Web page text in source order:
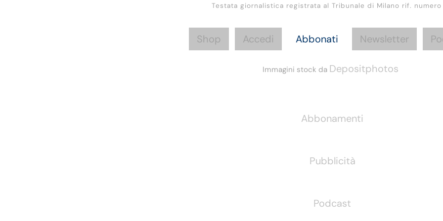
Testata giornalistica registrata al Tribunale di Milano rif. numero
Shop Accedi Abbonati Newsletter
Immagini stock da Depositphotos
Abbonamenti
Pubblicità
Podcast